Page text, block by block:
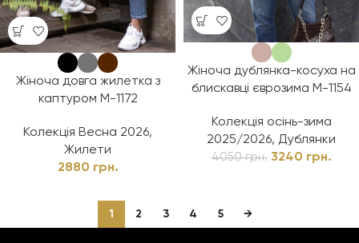
Жіноча довга жилетка з
каптуром М-1172
Колекція Весна 2026,
Жилети
2880 грн.
Жіноча дублянка-косуха на
блискавці єврозима М-1154
Колекція осінь-зима
2025/2026, Дублянки
4050грн. 3240 грн.
1 2 3 4 5 →